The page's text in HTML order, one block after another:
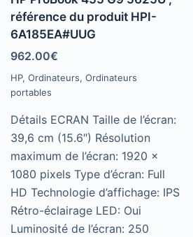
t
e
d
0
u
t
o
f
5
référence du produit HPI-
6A185EA#UUG
962.00€
HP,Ordinateurs,Ordinateurs
portables
Détails ECRAN Taille de l’écran:
39,6 cm (15.6″) Résolution
maximum de l’écran: 1920 x
1080 pixels Type d’écran: Full
HD Technologie d’affichage: IPS
Rétro-éclairage LED: Oui
Luminosité de l’écran: 250